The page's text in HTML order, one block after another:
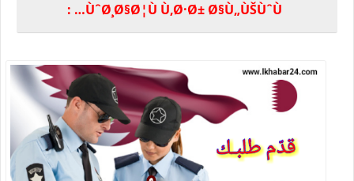
ÙˆØ¸Ø§Ø¦Ù Ù‚Ø·Ø± Ø§Ù„ÙŠÙˆÙ… :